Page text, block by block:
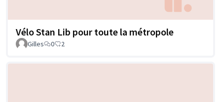
Vélo Stan Lib pour toute la métropole
Gilles 0 2